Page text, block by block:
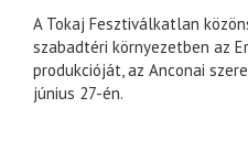
A Tokaj Fesztiválkatlan
szabadtéri környezetben az
produkcióját, az Anconai
június 27-én.